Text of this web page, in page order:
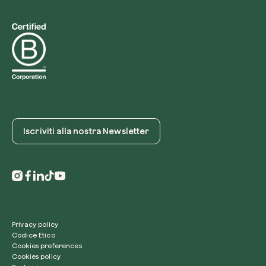
Iscriviti alla nostra Newsletter
Privacy policy
Codice Etico
Cookies preferences
Cookies policy